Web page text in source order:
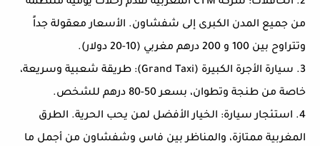
من جميع المدن الكبرى إلى شفشاون. الأسعار معقولة جداً
وتتراوح بين 100 و 200 درهم مغربي (10-20 دولار).
3. سيارة الأجرة الكبيرة (Grand Taxi):
طريقة شعبية وسريعة،
خاصة من طنجة وتطوان، بسعر 50-80 درهم للشخص.
4. استئجار سيارة:
الخيار الأفضل لمن يحب الحرية. الطرق
المغربية ممتازة، والمناظر بين فاس وشفشاون من أجمل ما